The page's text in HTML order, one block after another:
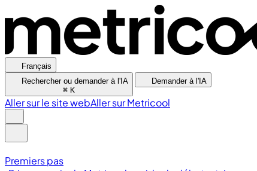
Français
Rechercher ou demander à l'IA
⌘ K
Demander à l'IA
Aller sur le site webAller sur Metricool
Premiers pas